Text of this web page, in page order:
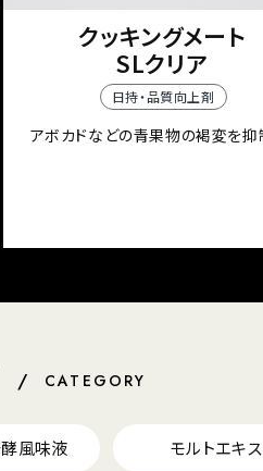
クッキングメート
SLクリア
日持・品質向上剤
アボカドなどの青果物の褐変を抑
CATEGORY
風味液 モルトエキス